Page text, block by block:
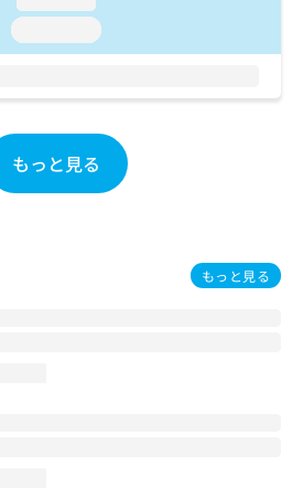
もっと見る
もっと見る